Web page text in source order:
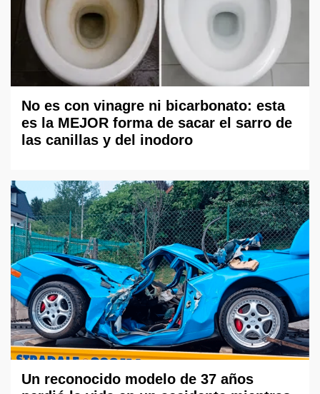
No es con vinagre ni bicarbonato: esta
es la MEJOR forma de sacar el sarro de
las canillas y del inodoro
Un reconocido modelo de 37 años